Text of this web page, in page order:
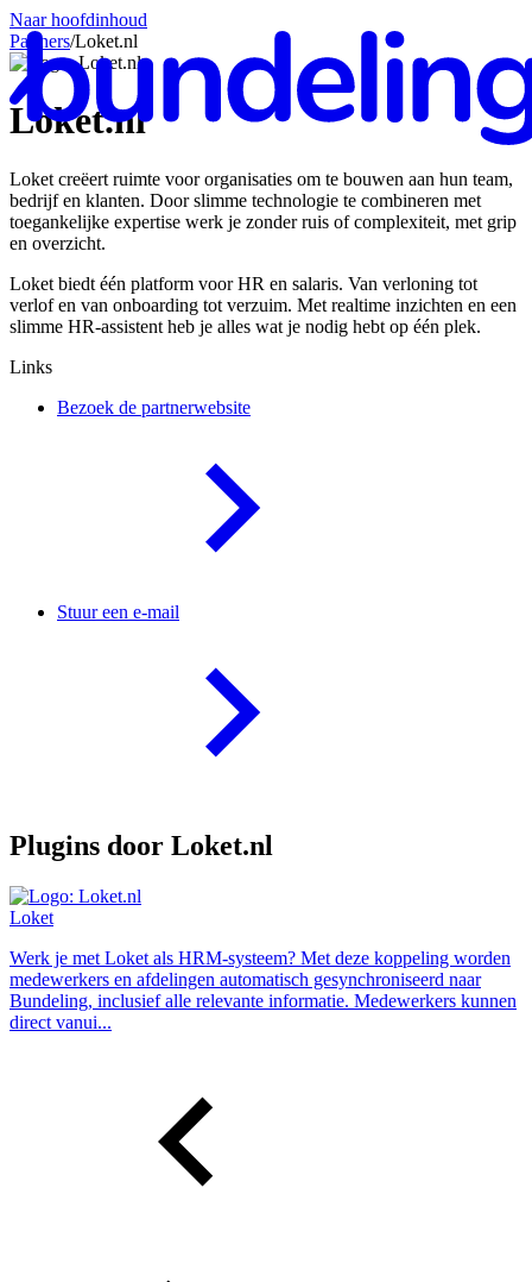
Naar hoofdinhoud
Partners/Loket.nl
Loket.nl
Loket creëert ruimte voor organisaties om te bouwen aan hun team,
bedrijf en klanten. Door slimme technologie te combineren met
toegankelijke expertise werk je zonder ruis of complexiteit, met grip
en overzicht.
Loket biedt één platform voor HR en salaris. Van verloning tot
verlof en van onboarding tot verzuim. Met realtime inzichten en een
slimme HR-assistent heb je alles wat je nodig hebt op één plek.
Links
Bezoek de partnerwebsite
Stuur een e-mail
Plugins door Loket.nl
Loket
Werk je met Loket als HRM-systeem? Met deze koppeling worden
medewerkers en afdelingen automatisch gesynchroniseerd naar
Bundeling, inclusief alle relevante informatie. Medewerkers kunnen
direct vanui...